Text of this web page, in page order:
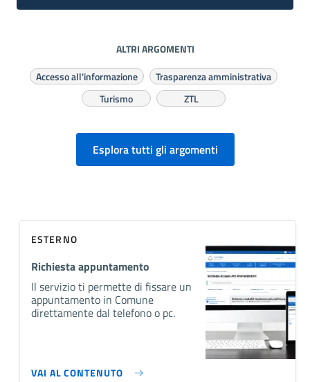
ALTRI ARGOMENTI
Accesso all'informazione
Trasparenza amministrativa
Turismo
ZTL
Esplora tutti gli argomenti
ESTERNO
Richiesta appuntamento
Il servizio ti permette di fissare un
appuntamento in Comune
direttamente dal telefono o pc.
VAI AL CONTENUTO